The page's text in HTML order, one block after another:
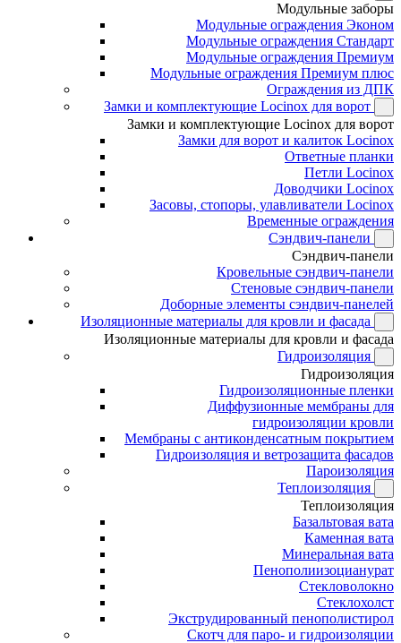
Модульные заборы
Модульные ограждения Эконом
Модульные ограждения Стандарт
Модульные ограждения Премиум
Модульные ограждения Премиум плюс
Ограждения из ДПК
Замки и комплектующие Locinox для ворот
Замки и комплектующие Locinox для ворот
Замки для ворот и калиток Locinox
Ответные планки
Петли Locinox
Доводчики Locinox
Засовы, стопоры, улавливатели Locinox
Временные ограждения
Сэндвич-панели
Сэндвич-панели
Кровельные сэндвич-панели
Стеновые сэндвич-панели
Доборные элементы сэндвич-панелей
Изоляционные материалы для кровли и фасада
Изоляционные материалы для кровли и фасада
Гидроизоляция
Гидроизоляция
Гидроизоляционные пленки
Диффузионные мембраны для
гидроизоляции кровли
Мембраны с антиконденсатным покрытием
Гидроизоляция и ветрозащита фасадов
Пароизоляция
Теплоизоляция
Теплоизоляция
Базальтовая вата
Каменная вата
Минеральная вата
Пенополиизоцианурат
Стекловолокно
Стеклохолст
Экструдированный пенополистирол
Скотч для паро- и гидроизоляции